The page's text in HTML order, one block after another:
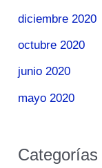
diciembre 2020
octubre 2020
junio 2020
mayo 2020
Categorías